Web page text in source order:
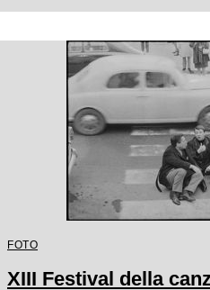
FOTO
XIII Festival della